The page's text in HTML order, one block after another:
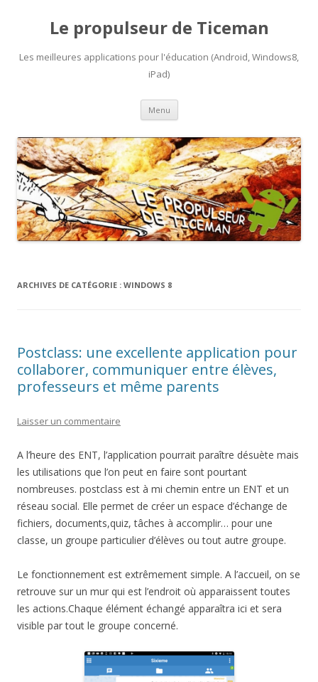
Le propulseur de Ticeman
Les meilleures applications pour l'éducation (Android, Windows8,
iPad)
Menu Aller
contenu
ARCHIVES DE CATÉGORIE : WINDOWS 8
Postclass: une excellente application pour
collaborer, communiquer entre élèves,
professeurs et même parents
Laisser un commentaire
A l’heure des ENT, l’application pourrait paraître désuète mais
les utilisations que l’on peut en faire sont pourtant
nombreuses. postclass est à mi chemin entre un ENT et un
réseau social. Elle permet de créer un espace d’échange de
fichiers, documents,quiz, tâches à accomplir… pour une
classe, un groupe particulier d’élèves ou tout autre groupe.
Le fonctionnement est extrêmement simple. A l’accueil, on se
retrouve sur un mur qui est l’endroit où apparaissent toutes
les actions.Chaque élément échangé apparaîtra ici et sera
visible par tout le groupe concerné.